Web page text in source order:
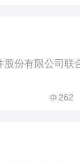
262